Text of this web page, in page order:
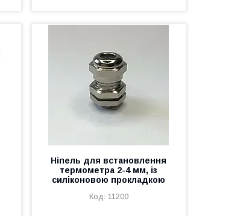
Ніпель для встановлення
термометра 2-4 мм, із
силіконовою прокладкою
11200